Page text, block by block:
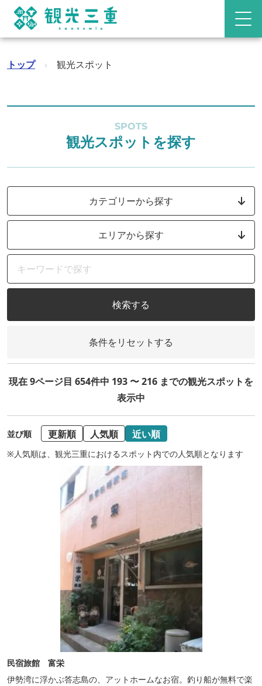
トップ › 観光スポット
SPOTS
観光スポットを探す
カテゴリーから探す
エリアから探す
検索する
条件をリセットする
現在 9ページ目 654件中 193 〜 216 までの観光スポットを
表示中
並び順 更新順 人気順 近い順
※人気順は、観光三重におけるスポット内での人気順となります
民宿旅館 富栄
伊勢湾に浮かぶ答志島の、アットホームなお宿。釣り船が無料で楽